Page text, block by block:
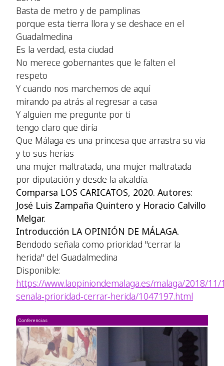
Basta de metro y de pamplinas
porque esta tierra llora y se deshace en el
Guadalmedina
Es la verdad, esta ciudad
No merece gobernantes que le falten el
respeto
Y cuando nos marchemos de aquí
mirando pa atrás al regresar a casa
Y alguien me pregunte por ti
tengo claro que diría
Que Málaga es una princesa que arrastra su via
y to sus herias
una mujer maltratada, una mujer maltratada
por diputación y desde la alcaldía.
Comparsa LOS CARICATOS, 2020. Autores:
José Luis Zampaña Quintero y Horacio Calvillo
Melgar.
Introducción LA OPINIÓN DE MÁLAGA.
Bendodo señala como prioridad "cerrar la
herida" del Guadalmedina
Disponible:
https://www.laopiniondemalaga.es/malaga/2018/
senala-prioridad-cerrar-herida/1047197.html
Conferencias